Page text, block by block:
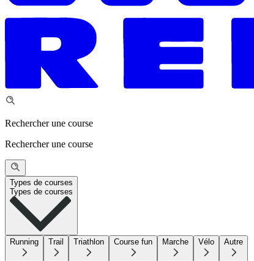
Rechercher une course
Rechercher une course
Types de courses
Types de courses
Running Trail Triathlon Course fun Marche Vélo Autre